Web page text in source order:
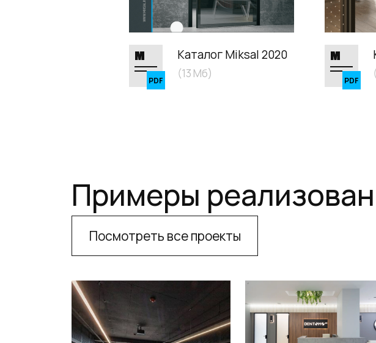
Каталог Miksal 2020
(13 Мб)
Примеры
Посмотреть все проекты